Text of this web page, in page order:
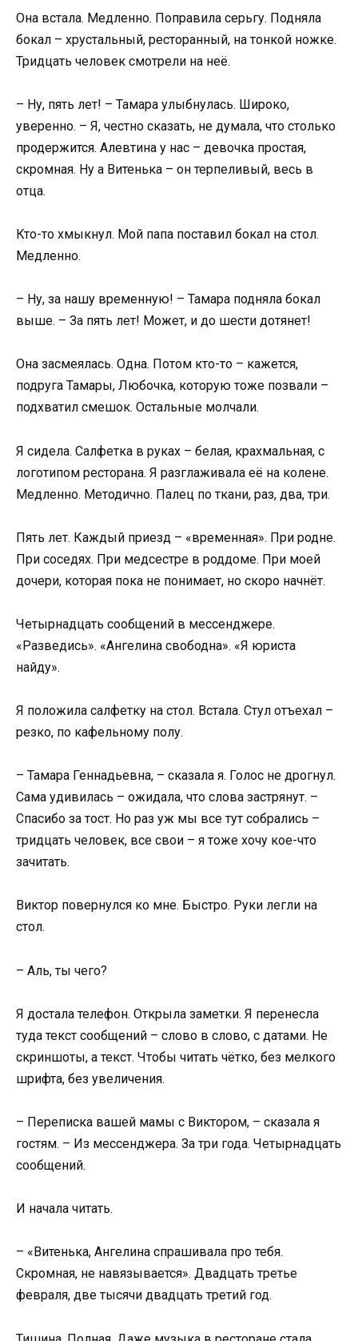
Она встала. Медленно. Поправила серьгу. Подняла
бокал – хрустальный, ресторанный, на тонкой ножке.
Тридцать человек смотрели на неё.
– Ну, пять лет! – Тамара улыбнулась. Широко,
уверенно. – Я, честно сказать, не думала, что столько
продержится. Алевтина у нас – девочка простая,
скромная. Ну а Витенька – он терпеливый, весь в
отца.
Кто-то хмыкнул. Мой папа поставил бокал на стол.
Медленно.
– Ну, за нашу временную! – Тамара подняла бокал
выше. – За пять лет! Может, и до шести дотянет!
Она засмеялась. Одна. Потом кто-то – кажется,
подруга Тамары, Любочка, которую тоже позвали –
подхватил смешок. Остальные молчали.
Я сидела. Салфетка в руках – белая, крахмальная, с
логотипом ресторана. Я разглаживала её на колене.
Медленно. Методично. Палец по ткани, раз, два, три.
Пять лет. Каждый приезд – «временная». При родне.
При соседях. При медсестре в роддоме. При моей
дочери, которая пока не понимает, но скоро начнёт.
Четырнадцать сообщений в мессенджере.
«Разведись». «Ангелина свободна». «Я юриста
найду».
Я положила салфетку на стол. Встала. Стул отъехал –
резко, по кафельному полу.
– Тамара Геннадьевна, – сказала я. Голос не дрогнул.
Сама удивилась – ожидала, что слова застрянут. –
Спасибо за тост. Но раз уж мы все тут собрались –
тридцать человек, все свои – я тоже хочу кое-что
зачитать.
Виктор повернулся ко мне. Быстро. Руки легли на
стол.
– Аль, ты чего?
Я достала телефон. Открыла заметки. Я перенесла
туда текст сообщений – слово в слово, с датами. Не
скриншоты, а текст. Чтобы читать чётко, без мелкого
шрифта, без увеличения.
– Переписка вашей мамы с Виктором, – сказала я
гостям. – Из мессенджера. За три года. Четырнадцать
сообщений.
И начала читать.
– «Витенька, Ангелина спрашивала про тебя.
Скромная, не навязывается». Двадцать третье
февраля, две тысячи двадцать третий год.